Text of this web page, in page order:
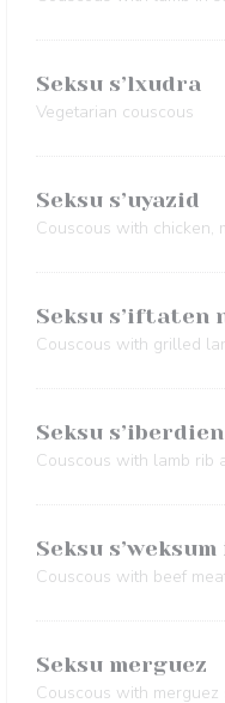
Seksu s’lxudra
Vegetarian couscous
Seksu s’uyazid
Couscous with chicken,
Seksu s’iftaten
Couscous with grilled
Seksu
Couscous with lamb rib
Seksu
Couscous with beef
Seksu merguez
Couscous with merguez